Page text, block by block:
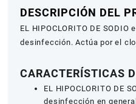
DESCRIPCIÓN DEL
EL HIPOCLORITO DE
desinfección. Actúa por el
CARACTERÍSTICAS
EL HIPOCLORITO DE
desinfección en